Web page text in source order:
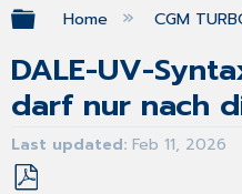
Expand/
Home CGM
DALE-UV-
darf nur nach
Last updated Feb 11, 2026